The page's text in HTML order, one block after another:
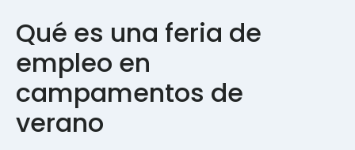
Qué es una feria de
empleo en
campamentos de
verano